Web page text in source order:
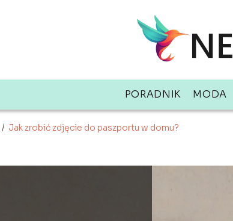
PORADNIK MODA
/ Jak zrobić zdjęcie do paszportu w domu?